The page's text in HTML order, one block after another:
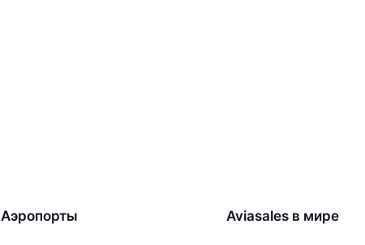
Аэропорты Aviasales в мире